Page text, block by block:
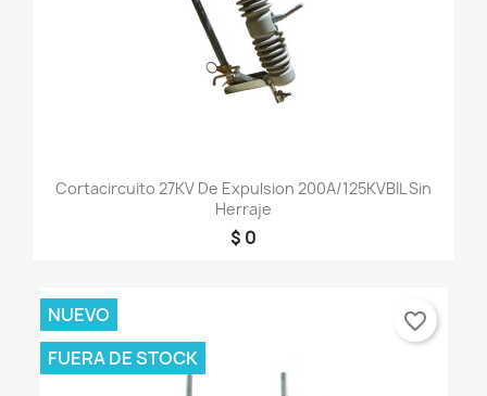
Cortacircuito 27KV De Expulsion 200A/125KVBIL Sin
Herraje
$ 0
NUEVO
FUERA DE STOCK
favorite_border